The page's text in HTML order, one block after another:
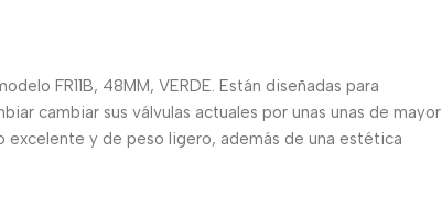
FR11B, 48MM, VERDE. Están diseñadas para
cambiar sus válvulas actuales por unas unas de mayor
excelente y de peso ligero, además de una estética